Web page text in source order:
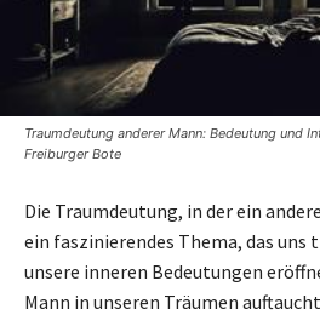
Traumdeutung anderer Mann: Bedeutung und
Freiburger Bote
Die Traumdeutung, in der ein
ein faszinierendes Thema, das uns
unsere inneren Bedeutungen
Mann in unseren Träumen